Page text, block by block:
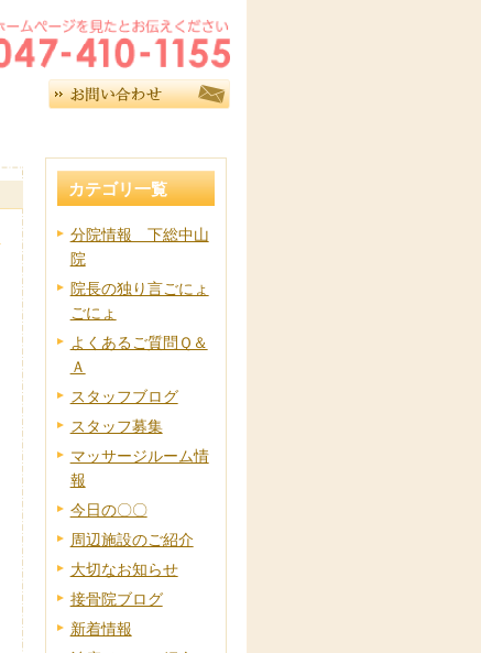
カテゴリ一覧
分院情報 下総中山
院
院長の独り言ごにょ
ごにょ
よくあるご質問Ｑ＆
Ａ
スタッフブログ
スタッフ募集
マッサージルーム情
報
今日の〇〇
周辺施設のご紹介
大切なお知らせ
接骨院ブログ
新着情報